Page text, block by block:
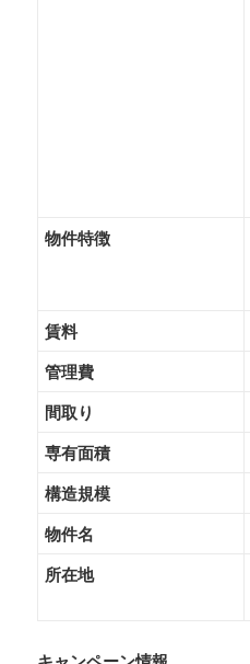
物件特徴
賃料
管理費
間取り
専有面積
構造規模
物件名
所在地